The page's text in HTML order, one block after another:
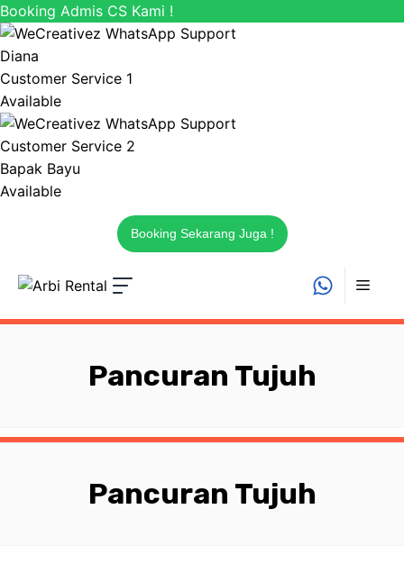
Booking Admis CS Kami !
Diana
Customer Service 1
Available
Customer Service 2
Bapak Bayu
Available
Booking Sekarang Juga !
Pancuran Tujuh
Pancuran Tujuh